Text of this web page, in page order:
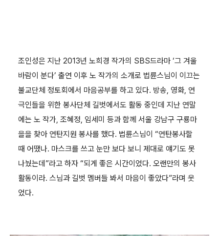
조인성은 지난 2013년 노희경 작가의 SBS드라마 ‘그 겨울
바람이 분다’ 출연 이후 노 작가의 소개로 법륜스님이 이끄는
불교단체 정토회에서 마음공부를 하고 있다. 방송, 영화, 연
극인들을 위한 봉사단체 길벗에서도 활동 중인데 지난 연말
에는 노 작가, 조혜정, 임세미 등과 함께 서울 강남구 구룡마
을을 찾아 연탄지원 봉사를 했다. 법륜스님이 “연탄봉사할
때 어땠나. 마스크를 쓰고 눈만 보다 보니 제대로 얘기도 못
나눴는데”라고 하자 “되게 좋은 시간이었다. 오랜만의 봉사
활동이라. 스님과 길벗 멤버들 봐서 마음이 좋았다”라며 웃
었다.